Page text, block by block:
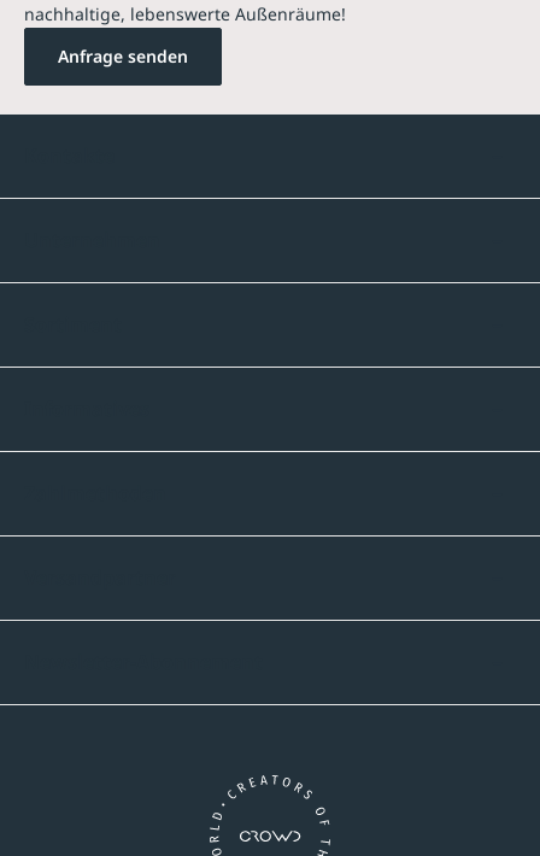
nachhaltige, lebenswerte Außenräume!
Anfrage senden